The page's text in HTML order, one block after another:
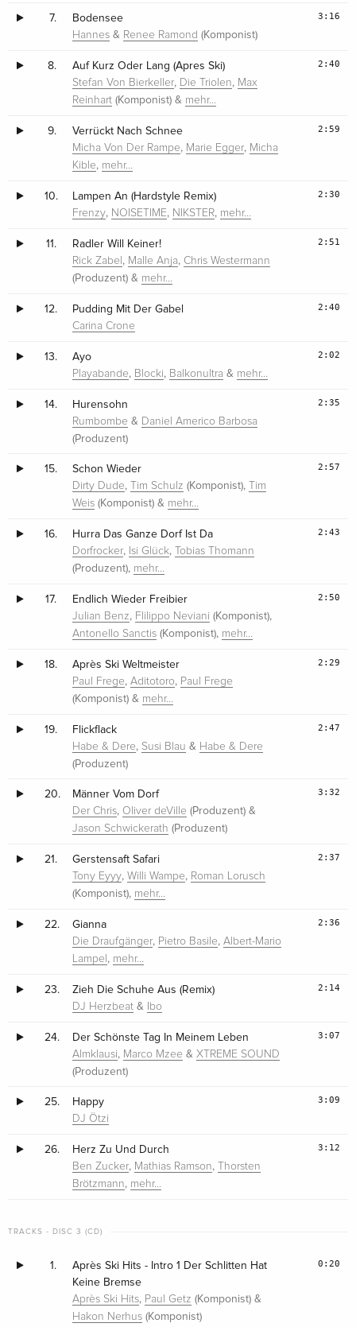
7. Bodensee
Hannes & Renee Ramond (Komponist)
3:16
8. Auf Kurz Oder Lang (Apres Ski)
Stefan Von Bierkeller, Die Triolen, Max
Reinhart (Komponist) & mehr…
2:40
9. Verrückt Nach Schnee
Micha Von Der Rampe, Marie Egger, Micha
Kible, mehr…
2:59
10. Lampen An (Hardstyle Remix)
Frenzy, NOISETIME, NIKSTER, mehr…
2:30
11. Radler Will Keiner!
Rick Zabel , Malle Anja, Chris Westermann
(Produzent) & mehr…
2:51
12. Pudding Mit Der Gabel
Carina Crone
2:40
13. Ayo
Playabande, Blocki, Balkonultra & mehr…
2:02
14. Hurensohn
Rumbombe & Daniel Americo Barbosa
(Produzent)
2:35
15. Schon Wieder
Dirty Dude, Tim Schulz (Komponist), Tim
Weis (Komponist) & mehr…
2:57
16. Hurra Das Ganze Dorf Ist Da
Dorfrocker, Isi Glück, Tobias Thomann
(Produzent), mehr…
2:43
17. Endlich Wieder Freibier
Julian Benz, Flilippo Neviani (Komponist),
Antonello Sanctis (Komponist), mehr…
2:50
18. Après Ski Weltmeister
Paul Frege,Aditotoro, Paul Frege
(Komponist) & mehr…
2:29
19. Flickflack
Habe & Dere, Susi Blau & Habe & Dere
(Produzent)
2:47
20. Männer Vom Dorf
Der Chris, Oliver deVille (Produzent) &
Jason Schwickerath (Produzent)
3:32
21. Gerstensaft Safari
Tony Eyyy,Willi Wampe, Roman Lorusch
(Komponist), mehr…
2:37
22. Gianna
Die Draufgänger, Pietro Basile,Albert-Mario
Lampel , mehr…
2:36
23. Zieh Die Schuhe Aus (Remix)
DJ Herzbeat & Ibo
2:14
24. Der Schönste Tag In Meinem Leben
Almklausi, Marco Mzee &XTREME SOUND
(Produzent)
3:07
25. Happy
DJ Ötzi
3:09
26. Herz Zu Und Durch
Ben Zucker, Mathias Ramson, Thorsten
Brötzmann, mehr…
3:12
TRACKS - DISC 3 (CD)
1.
Après Ski Hits - Intro 1 Der Schlitten Hat
Keine Bremse
Après Ski Hits, Paul Getz (Komponist) &
Hakon Nerhus (Komponist)
0:20